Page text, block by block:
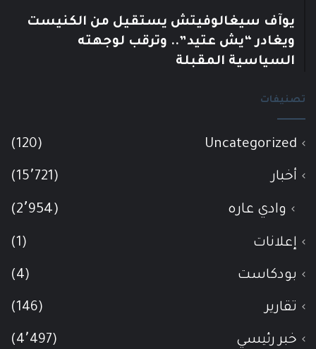
يوآف سيغالوفيتش يستقيل من الكنيست
ويغادر “يش عتيد”.. وترقب لوجهته
السياسية المقبلة
تصنيفات
Uncategorized
(120)
أخبار (15٬721)
وادي عاره (2٬954)
إعلانات (1)
بودكاست (4)
تقارير (146)
خبر رئيسي (4٬497)